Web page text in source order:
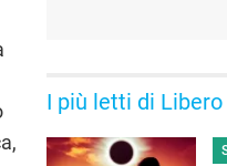
I più letti di